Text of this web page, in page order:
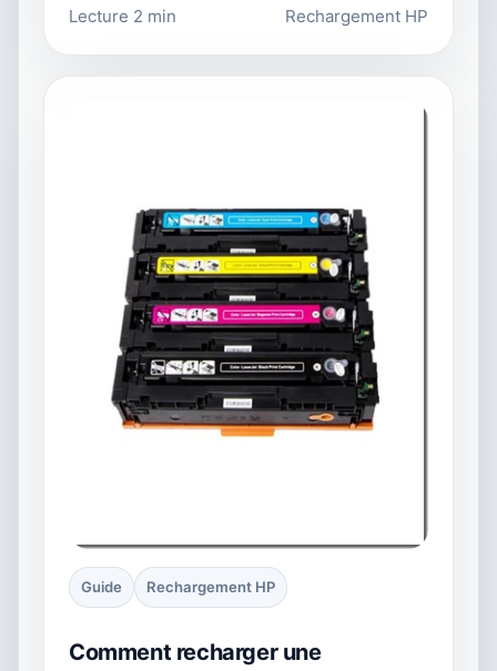
Lecture 2 min Rechargement HP
Guide Rechargement HP
Comment recharger une